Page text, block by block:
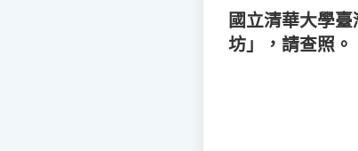
國立清華大學
坊」，請查照。